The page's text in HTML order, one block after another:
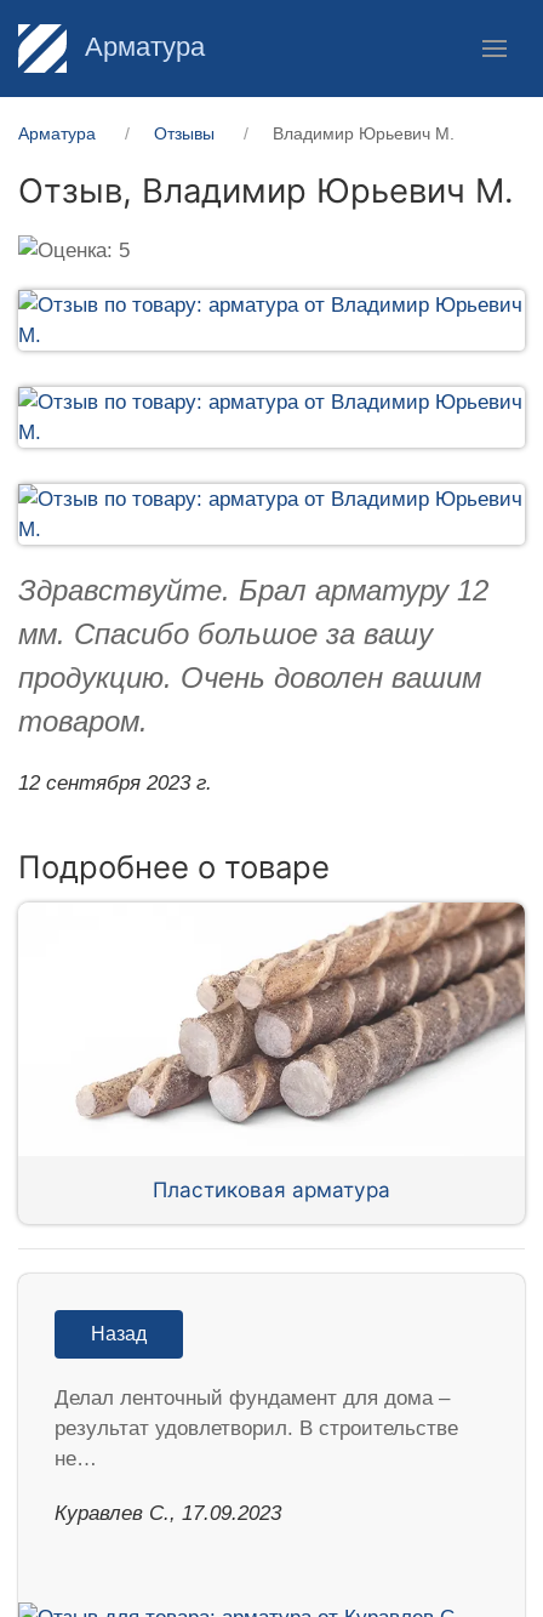
Арматура
Арматура Отзывы Владимир Юрьевич М.
Отзыв, Владимир Юрьевич М.
Здравствуйте. Брал арматуру 12
мм. Спасибо большое за вашу
продукцию. Очень доволен вашим
товаром.
12 сентября 2023 г.
Подробнее о товаре
Пластиковая арматура
Назад
Делал ленточный фундамент для дома –
результат удовлетворил. В строительстве
не…
Куравлев С., 17.09.2023